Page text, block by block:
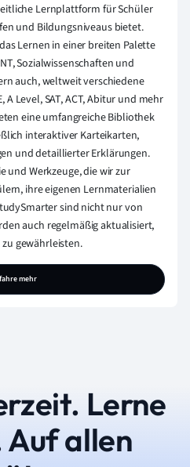
Lernplattform für Schüler
und Bildungsniveaus bietet.
Lernen in einer breiten Palette
Sozialwissenschaften und
auch, weltweit verschiedene
A Level, SAT, ACT, Abitur und mehr
eine umfangreiche Bibliothek
interaktiver Karteikarten,
und detaillierter Erklärungen.
und Werkzeuge, die wir zur
ihre eigenen Lernmaterialien
sind nicht nur von
auch regelmäßig aktualisiert,
gewährleisten.
mehr
Lerne
allen